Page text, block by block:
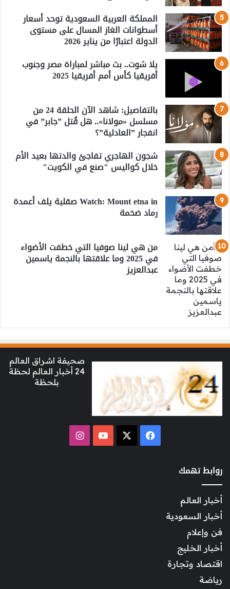
المملكة العربية السعودية توحد أسعار
أسطوانات الغاز المسال على مستوى
الدولة اعتبارًا من يناير 2026
يلا شوت.. بث مباشر لمباراة مصر وجنوب
أفريقيا كأس أمم أفريقيا 2025
بالتفاصيل: شاهد الآن الحلقة 24 من
مسلسل «مولانا».. هل قُتل ”جابر” في
انفجار ”العادلية”؟
شجون الهاجري تفاجئ والدتها بعيد الأم
خلال كواليس "صنع في الكويت"
Watch: Mount etna in صقلية يلف أعمدة
رماد ضخمة
من هي لينا صوفيا التي خطفت الأضواء
في 2025 وما علاقتها بالنجمة ياسمين
عبدالعزيز
صحيفة اشراق العالم
24 أخبار العالم لحظة
بلحظة
فيسبوك ‫YouTubeانستقرام
روابط تهمك
أخبار العالم
أخبار السعودية
فن وإعلام
أخبار الخليج
اقتصاد وتجارة
رياضة